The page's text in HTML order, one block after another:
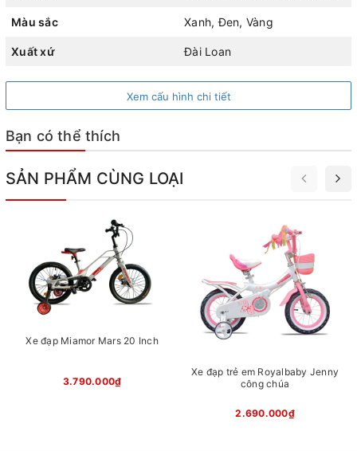
Xe đạp trẻ em Royalbaby Freestyle EZ
Vành bánh xe được gia công với độ chính xác cao, kết hợp
với lốp xe cao su bản rộng giúp bám đường tốt và vận
hành êm ái, hỗ trợ bé dễ dàng di chuyển trên nhiều địa
hình khác nhau.
Màu sắc Xanh, Đen, Vàng
Xuất xứ Đài Loan
Xem cấu hình chi tiết
Bạn có thể thích
SẢN PHẨM CÙNG LOẠI
Xe đạp Miamor Mars 20 Inch
3.790.000₫
Xe đạp trẻ em Royalbaby Jenny
công chúa
2.690.000₫